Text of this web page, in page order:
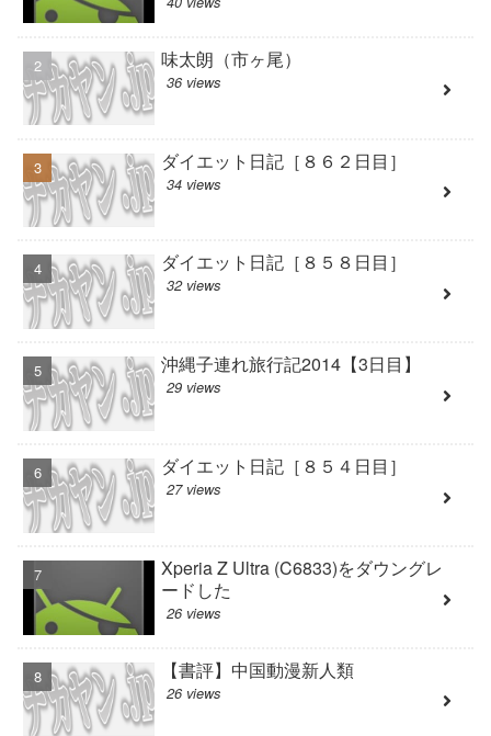
味太朗（市ヶ尾）
36 views
ダイエット日記［８６２日目］
34 views
ダイエット日記［８５８日目］
32 views
沖縄子連れ旅行記2014【3日目】
29 views
ダイエット日記［８５４日目］
27 views
Xperia Z Ultra (C6833)をダウングレ
ードした
26 views
【書評】中国動漫新人類
26 views